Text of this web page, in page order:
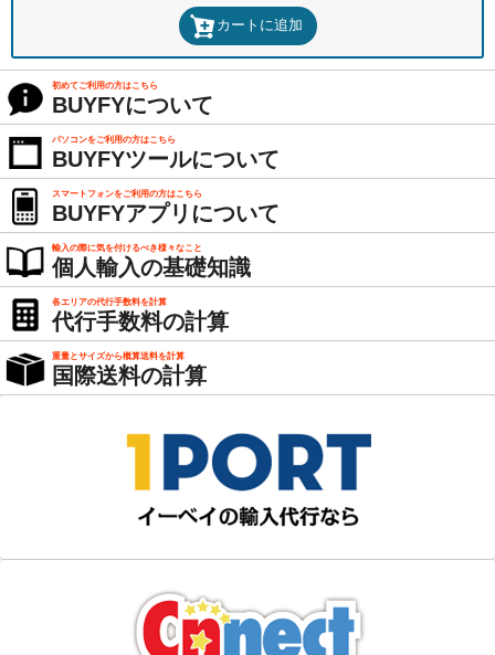
カートに追加
初めてご利用の方はこちら
BUYFYについて
パソコンをご利用の方はこちら
BUYFYツールについて
スマートフォンをご利用の方はこちら
BUYFYアプリについて
輸入の際に気を付けるべき様々なこと
個人輸入の基礎知識
各エリアの代行手数料を計算
代行手数料の計算
重量とサイズから概算送料を計算
国際送料の計算